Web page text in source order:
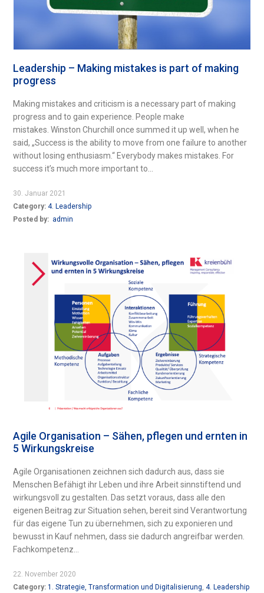
Leadership – Making mistakes is part of making
progress
Making mistakes and criticism is a necessary part of making
progress and to gain experience. People make
mistakes. Winston Churchill once summed it up well, when he
said, „Success is the ability to move from one failure to another
without losing enthusiasm.“ Everybody makes mistakes. For
success it’s much more important to...
30. Januar 2021
Category:4. Leadership
Posted by: admin
Agile Organisation – Sähen, pflegen und ernten in
5 Wirkungskreise
Agile Organisationen zeichnen sich dadurch aus, dass sie
Menschen Befähigt ihr Leben und ihre Arbeit sinnstiftend und
wirkungsvoll zu gestalten. Das setzt voraus, dass alle den
eigenen Beitrag zur Situation sehen, bereit sind Verantwortung
für das eigene Tun zu übernehmen, sich zu exponieren und
bewusst in Kauf nehmen, dass sie dadurch angreifbar werden.
Fachkompetenz...
22. November 2020
Category:1. Strategie, Transformation und Digitalisierung ,4. Leadership